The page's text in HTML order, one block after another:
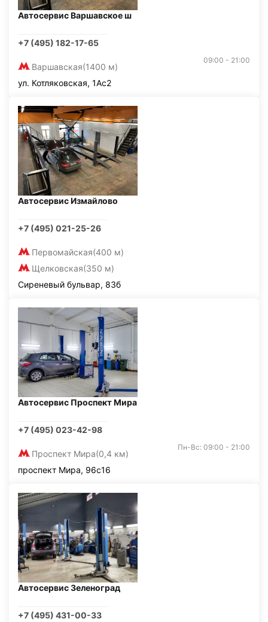
Автосервис Варшавское ш
+7 (495) 182-17-65
Варшавская(1400 м)
09:00 - 21:00
ул. Котляковская, 1Ас2
Автосервис Измайлово
+7 (495) 021-25-26
Первомайская(400 м)
Щелковская(350 м)
Сиреневый бульвар, 83б
Автосервис Проспект Мира
+7 (495) 023-42-98
Проспект Мира(0,4 км)
Пн-Вс: 09:00 - 21:00
проспект Мира, 96с16
Автосервис Зеленоград
+7 (495) 431-00-33